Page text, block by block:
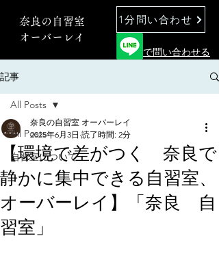
奈良の自習室
オーバーレイ
1分問い合わせ
で問い合わせる
記事
All Posts
自習室について
All Posts
【環境で差がつく 奈良で
静かに集中できる自習室、
オーバーレイ】「奈良 自
習室」
奈良の自習室 オーバーレイ
2025年6月3日 読了時間: 2分